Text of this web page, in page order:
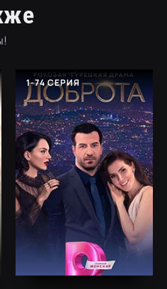
1-74 СЕРИЯ